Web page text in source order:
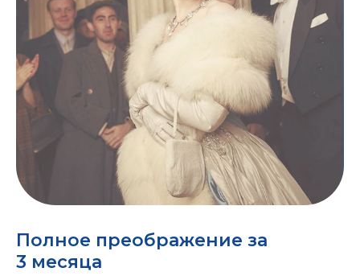
Полное преображение за
3 месяца